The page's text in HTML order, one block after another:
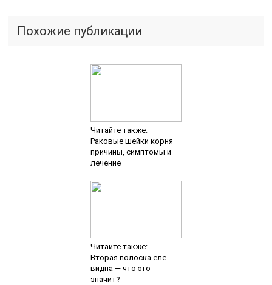
Похожие публикации
Читайте также:
Раковые шейки корня —
причины, симптомы и
лечение
Читайте также:
Вторая полоска еле
видна — что это
значит?